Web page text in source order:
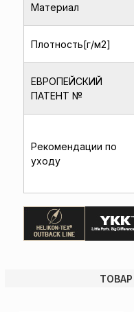
Материал
Плотность[г/м2]
ЕВРОПЕЙСКИЙ
ПАТЕНТ №
Рекомендации по
уходу